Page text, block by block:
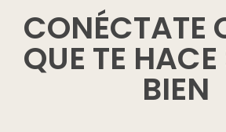
CONÉCTATE
QUE TE HACE
BIEN